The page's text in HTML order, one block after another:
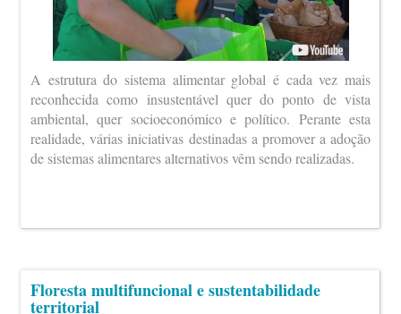
A estrutura do sistema alimentar global é cada vez mais
reconhecida como insustentável quer do ponto de vista
ambiental, quer socioeconómico e político. Perante esta
realidade, várias iniciativas destinadas a promover a adoção
de sistemas alimentares alternativos vêm sendo realizadas.
Floresta multifuncional e sustentabilidade
territorial